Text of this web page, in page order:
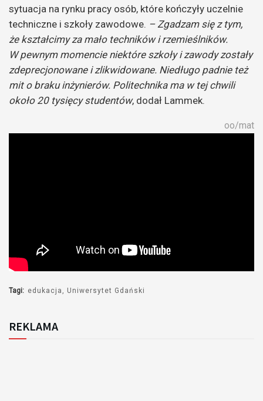
sytuacja na rynku pracy osób, które kończyły uczelnie
techniczne i szkoły zawodowe. – Zgadzam się z tym,
że kształcimy za mało techników i rzemieślników.
W pewnym momencie niektóre szkoły i zawody zostały
zdeprecjonowane i zlikwidowane. Niedługo padnie też
mit o braku inżynierów. Politechnika ma w tej chwili
około 20 tysięcy studentów, dodał Lammek.
oo/mat
Tagi: edukacja Uniwersytet Gdański
REKLAMA